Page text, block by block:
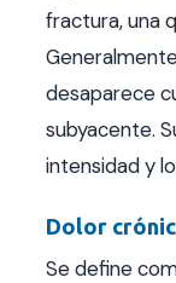
fractura, una
desaparece
subyacente.
intensidad y
Dolor
Se define